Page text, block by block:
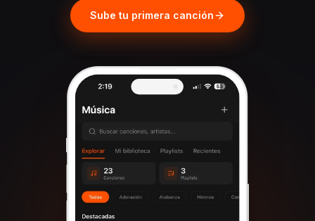
Sube tu primera canción